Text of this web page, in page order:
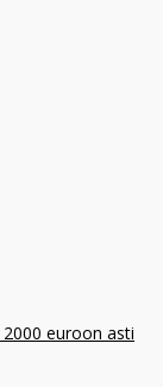
euroon asti